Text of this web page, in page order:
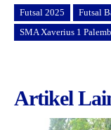
Futsal 2025
Futsal
SMA Xaverius 1
Artikel